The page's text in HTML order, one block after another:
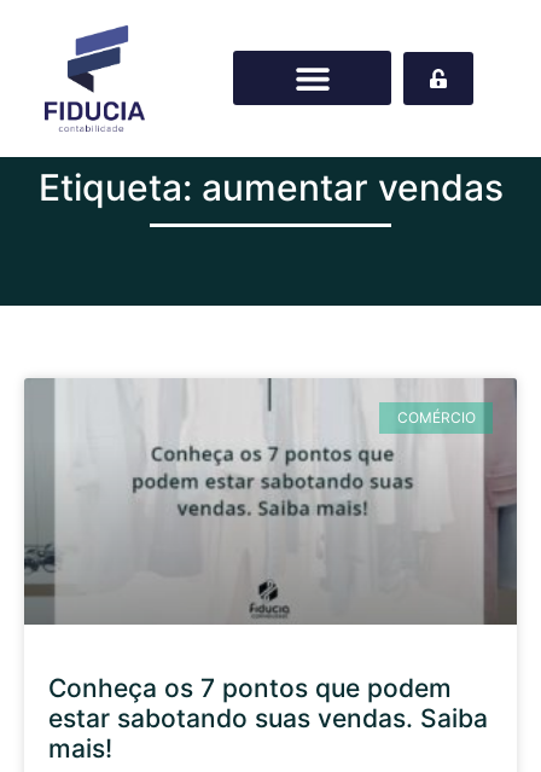
Etiqueta: aumentar vendas
COMÉRCIO
Conheça os 7 pontos que podem
estar sabotando suas vendas. Saiba
mais!